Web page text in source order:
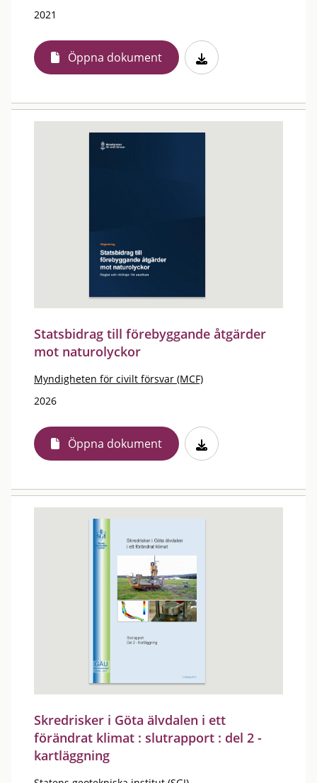
2021
Öppna dokument
Statsbidrag till förebyggande åtgärder
mot naturolyckor
Myndigheten för civilt försvar (MCF)
2026
Öppna dokument
Skredrisker i Göta älvdalen i ett
förändrat klimat : slutrapport : del 2 -
kartläggning